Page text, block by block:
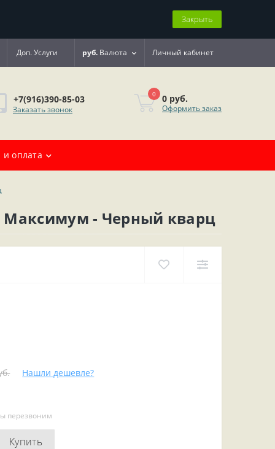
Закрыть
Доп. Услуги руб. Валюта Личный кабинет
+7(916)390-85-03
Заказать звонок
0 0 руб.
Оформить заказ
и оплата
Максимум - Черный кварц
Нашли дешевле?
перезвоним
Купить